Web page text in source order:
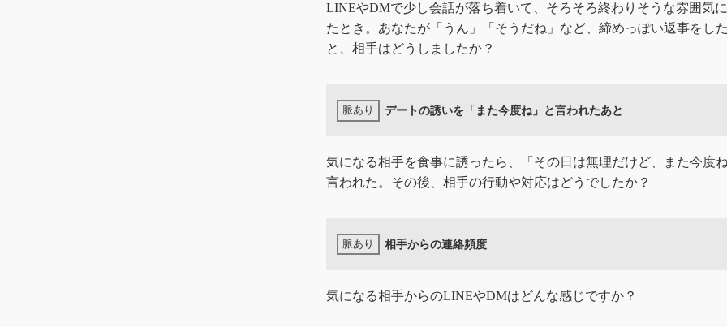
LINEやDMで少し会話が落ち着いて、そろそろ終わりそうな雰囲気
たとき。あなたが「うん」「そうだね」など、締めっぽい返事をし
と、相手はどうしましたか？
デートの誘いを「また今度ね」と言われたあと
気になる相手を食事に誘ったら、「その日は無理だけど、また今度
言われた。その後、相手の行動や対応はどうでしたか？
相手からの連絡頻度
気になる相手からのLINEやDMはどんな感じですか？